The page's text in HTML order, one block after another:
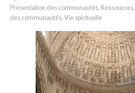
Présentation des communautés, Ressources,
des communautés, Vie spirituelle